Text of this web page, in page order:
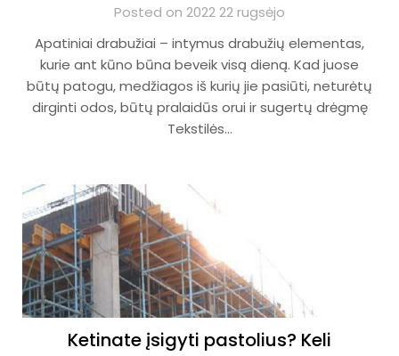
Posted on 2022 22 rugsėjo
Apatiniai drabužiai – intymus drabužių elementas,
kurie ant kūno būna beveik visą dieną. Kad juose
būtų patogu, medžiagos iš kurių jie pasiūti, neturėtų
dirginti odos, būtų pralaidūs orui ir sugertų drėgmę
Tekstilės…
Ketinate įsigyti pastolius? Keli